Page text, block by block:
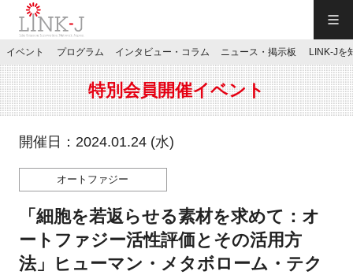
JP／EN
特別会員専用メニュー
施設ご予約
イベント プログラム インタビュー・コラム ニュース・掲示板 LINK-Jを
特別会員開催イベント
開催日：2024.01.24 (水)
オートファジー
「細胞を若返らせる素材を求めて：オ
ートファジー活性評価とその活用方
法」ヒューマン・メタボローム・テク